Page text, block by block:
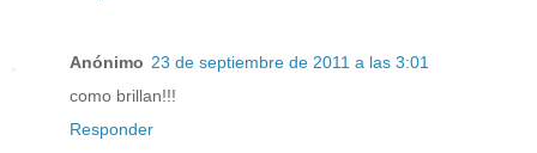
Anónimo 23 de septiembre de 2011 a las 3:01
como brillan!!!
Responder